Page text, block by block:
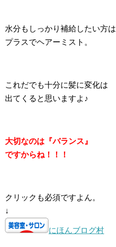
水分もしっかり補給したい方は
プラスでヘアーミスト。
これだでも十分に髪に変化は
出てくると思いますよ♪
大切なのは『バランス』
ですからね！！！
クリックも必須ですよん。
↓
にほんブログ村